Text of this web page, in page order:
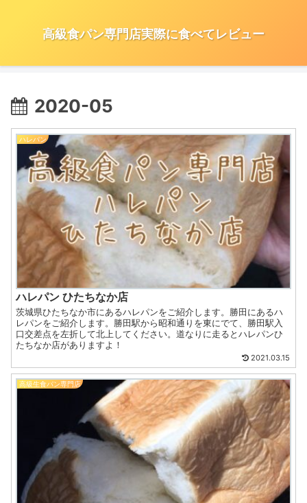
高級食パン専門店実際に食べてレビュー
2020-05
ハレパン
ハレパン ひたちなか店
茨城県ひたちなか市にあるハレパンをご紹介します。勝田にあるハ
レパンをご紹介します。勝田駅から昭和通りを東にでて、勝田駅入
口交差点を左折して北上してください。道なりに走るとハレパンひ
たちなか店がありますよ！
2021.03.15
高級生食パン専門店